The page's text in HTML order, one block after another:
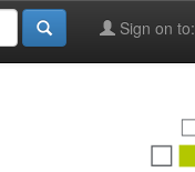
Sign on to: